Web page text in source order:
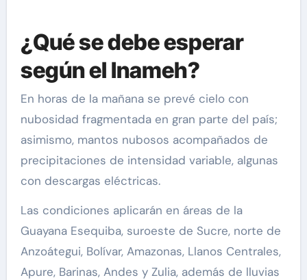
¿Qué se debe esperar
según el Inameh?
En horas de la mañana se prevé cielo con
nubosidad fragmentada en gran parte del país;
asimismo, mantos nubosos acompañados de
precipitaciones de intensidad variable, algunas
con descargas eléctricas.
Las condiciones aplicarán en áreas de la
Guayana Esequiba, suroeste de Sucre, norte de
Anzoátegui, Bolívar, Amazonas, Llanos Centrales,
Apure, Barinas, Andes y Zulia, además de lluvias